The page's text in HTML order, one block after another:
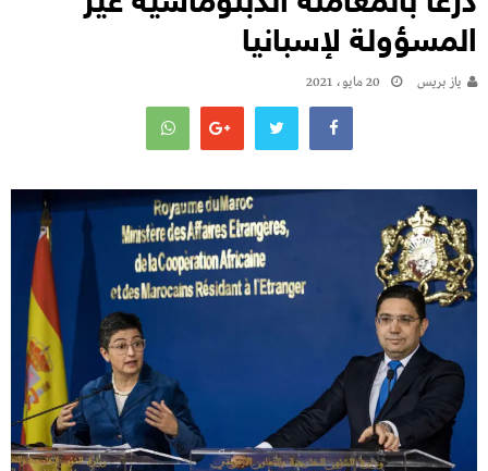
المسؤولة لإسبانيا
يـاز بريـس 20 مايو، 2021